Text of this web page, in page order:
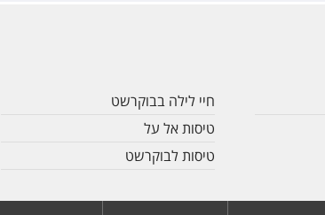
חיי לילה בבוקרשט
טיסות אל על
טיסות לבוקרשט